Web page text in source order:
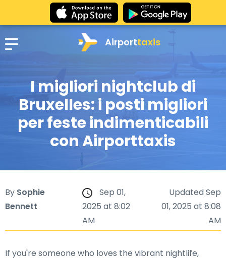
Airporttaxis
I migliori nightclub di
Bruxelles: i posti migliori
per feste indimenticabili
con Airporttaxis
By Sophie
Bennett
Sep 01,
2025 at 8:02
AM
Updated Sep
01, 2025 at 8:08
AM
If you're someone who loves the vibrant nightlife,